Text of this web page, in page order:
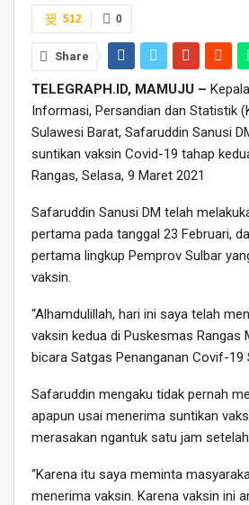
0
512
Share
TELEGRAPH.ID, MAMUJU –
Informasi, Persandian dan Statistik
Sulawesi Barat, Safaruddin Sanusi
suntikan vaksin Covid-19 tahap
Rangas, Selasa, 9 Maret 2021
Safaruddin Sanusi DM telah
pertama pada tanggal 23 Februari,
pertama lingkup Pemprov Sulbar
vaksin.
“Alhamdulillah, hari ini saya telah
vaksin kedua di Puskesmas Rangas
bicara Satgas Penanganan Covif-19
Safaruddin mengaku tidak pernah
apapun usai menerima suntikan
merasakan ngantuk satu jam
“Karena itu saya meminta
menerima vaksin. Karena vaksin ini